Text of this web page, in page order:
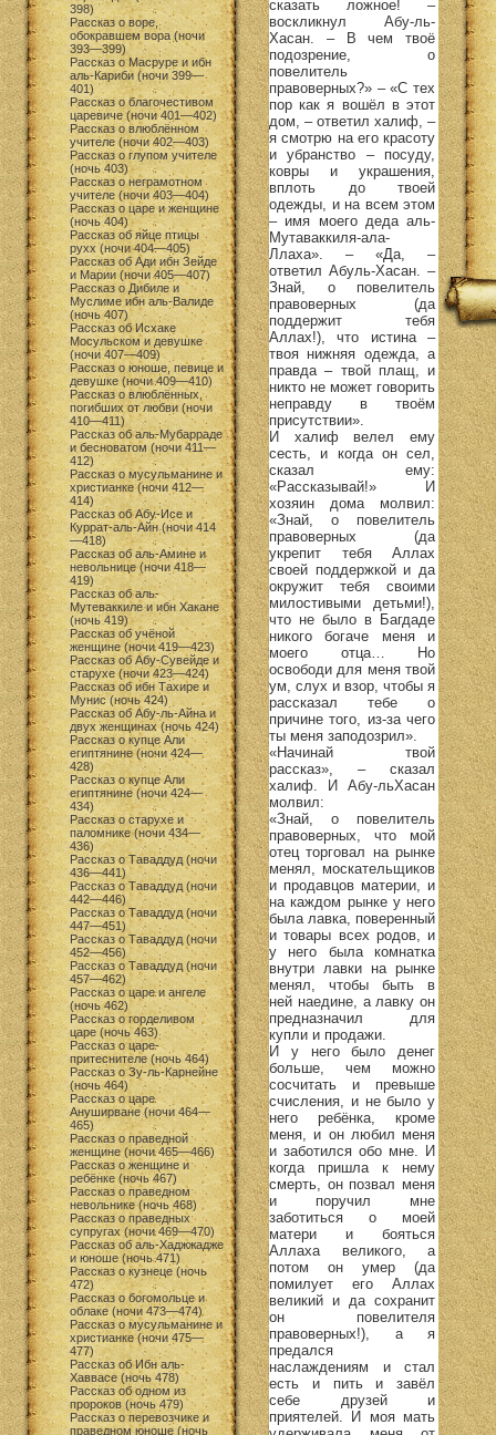
398)
Рассказ о воре,
обокравшем вора (ночи
393—399)
Рассказ о Масруре и ибн
аль-Кариби (ночи 399—
401)
Рассказ о благочестивом
царевиче (ночи 401—402)
Рассказ о влюблённом
учителе (ночи 402—403)
Рассказ о глупом учителе
(ночь 403)
Рассказ о неграмотном
учителе (ночи 403—404)
Рассказ о царе и женщине
(ночь 404)
Рассказ об яйце птицы
рухх (ночи 404—405)
Рассказ об Ади ибн Зейде
и Марии (ночи 405—407)
Рассказ о Дибиле и
Муслиме ибн аль-Валиде
(ночь 407)
Рассказ об Исхаке
Мосульском и девушке
(ночи 407—409)
Рассказ о юноше, певице и
девушке (ночи 409—410)
Рассказ о влюблённых,
погибших от любви (ночи
410—411)
Рассказ об аль-Мубарраде
и бесноватом (ночи 411—
412)
Рассказ о мусульманине и
христианке (ночи 412—
414)
Рассказ об Абу-Исе и
Куррат-аль-Айн (ночи 414
—418)
Рассказ об аль-Амине и
невольнице (ночи 418—
419)
Рассказ об аль-
Мутеваккиле и ибн Хакане
(ночь 419)
Рассказ об учёной
женщине (ночи 419—423)
Рассказ об Абу-Сувейде и
старухе (ночи 423—424)
Рассказ об ибн Тахире и
Мунис (ночь 424)
Рассказ об Абу-ль-Айна и
двух женщинах (ночь 424)
Рассказ о купце Али
египтянине (ночи 424—
428)
Рассказ о купце Али
египтянине (ночи 424—
434)
Рассказ о старухе и
паломнике (ночи 434—
436)
Рассказ о Таваддуд (ночи
436—441)
Рассказ о Таваддуд (ночи
442—446)
Рассказ о Таваддуд (ночи
447—451)
Рассказ о Таваддуд (ночи
452—456)
Рассказ о Таваддуд (ночи
457—462)
Рассказ о царе и ангеле
(ночь 462)
Рассказ о горделивом
царе (ночь 463)
Рассказ о царе-
притеснителе (ночь 464)
Рассказ о Зу-ль-Карнейне
(ночь 464)
Рассказ о царе
Ануширване (ночи 464—
465)
Рассказ о праведной
женщине (ночи 465—466)
Рассказ о женщине и
ребёнке (ночь 467)
Рассказ о праведном
невольнике (ночь 468)
Рассказ о праведных
супругах (ночи 469—470)
Рассказ об аль-Хаджжадже
и юноше (ночь 471)
Рассказ о кузнеце (ночь
472)
Рассказ о богомольце и
облаке (ночи 473—474)
Рассказ о мусульманине и
христианке (ночи 475—
477)
Рассказ об Ибн аль-
Хаввасе (ночь 478)
Рассказ об одном из
пророков (ночь 479)
Рассказ о перевозчике и
праведном юноше (ночь
сказать ложное! –
воскликнул Абу-ль-
Хасан. – В чем твоё
подозрение, о
повелитель
правоверных?» – «С тех
пор как я вошёл в этот
дом, – ответил халиф, –
я смотрю на его красоту
и убранство – посуду,
ковры и украшения,
вплоть до твоей
одежды, и на всем этом
– имя моего деда аль-
Мутаваккиля-ала-
Ллаха». – «Да, –
ответил Абуль-Хасан. –
Знай, о повелитель
правоверных (да
поддержит тебя
Аллах!), что истина –
твоя нижняя одежда, а
правда – твой плащ, и
никто не может говорить
неправду в твоём
присутствии».
И халиф велел ему
сесть, и когда он сел,
сказал ему:
«Рассказывай!» И
хозяин дома молвил:
«Знай, о повелитель
правоверных (да
укрепит тебя Аллах
своей поддержкой и да
окружит тебя своими
милостивыми детьми!),
что не было в Багдаде
никого богаче меня и
моего отца… Но
освободи для меня твой
ум, слух и взор, чтобы я
рассказал тебе о
причине того, из-за чего
ты меня заподозрил».
«Начинай твой
рассказ», – сказал
халиф. И Абу-льХасан
молвил:
«Знай, о повелитель
правоверных, что мой
отец торговал на рынке
менял, москательщиков
и продавцов материи, и
на каждом рынке у него
была лавка, поверенный
и товары всех родов, и
у него была комнатка
внутри лавки на рынке
менял, чтобы быть в
ней наедине, а лавку он
предназначил для
купли и продажи.
И у него было денег
больше, чем можно
сосчитать и превыше
счисления, и не было у
него ребёнка, кроме
меня, и он любил меня
и заботился обо мне. И
когда пришла к нему
смерть, он позвал меня
и поручил мне
заботиться о моей
матери и бояться
Аллаха великого, а
потом он умер (да
помилует его Аллах
великий и да сохранит
он повелителя
правоверных!), а я
предался
наслаждениям и стал
есть и пить и завёл
себе друзей и
приятелей. И моя мать